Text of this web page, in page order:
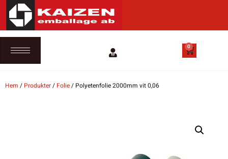
0
Hem / Produkter/ Folie/ Polyetenfolie 2000mm vit 0,06